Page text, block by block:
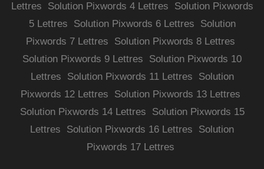
Lettres
Solution Pixwords 4 Lettres
Solution Pixwords
5 Lettres
Solution Pixwords 6 Lettres
Solution
Pixwords 7 Lettres
Solution Pixwords 8 Lettres
Solution Pixwords 9 Lettres
Solution Pixwords 10
Lettres
Solution Pixwords 11 Lettres
Solution
Pixwords 12 Lettres
Solution Pixwords 13 Lettres
Solution Pixwords 14 Lettres
Solution Pixwords 15
Lettres
Solution Pixwords 16 Lettres
Solution
Pixwords 17 Lettres